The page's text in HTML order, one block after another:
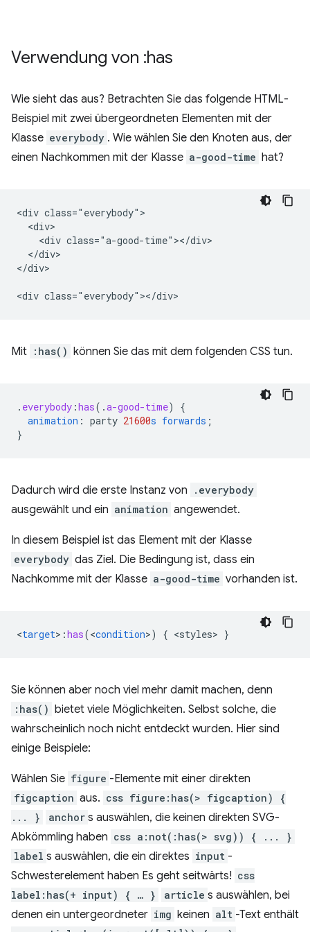
Verwendung von :has
Wie sieht das aus? Betrachten Sie das folgende HTML-
Beispiel mit zwei übergeordneten Elementen mit der
Klasse everybody . Wie wählen Sie den Knoten aus, der
einen Nachkommen mit der Klasse a-good-time hat?
<div class="everybody">
  <div>
    <div class="a-good-time"></div>
  </div>
</div>
Mit :has() können Sie das mit dem folgenden CSS tun.
. everybody :has( .a-good-time)
{
animation : party 21600s forwards ;
}
Dadurch wird die erste Instanz von .everybody
ausgewählt und ein animation angewendet.
In diesem Beispiel ist das Element mit der Klasse
everybody das Ziel. Die Bedingung ist, dass ein
Nachkomme mit der Klasse a-good-time vorhanden ist.
<target> :has(<condition>) { <styles> }
Sie können aber noch viel mehr damit machen, denn
:has() bietet viele Möglichkeiten. Selbst solche, die
wahrscheinlich noch nicht entdeckt wurden. Hier sind
einige Beispiele:
Wählen Sie figure -Elemente mit einer direkten
figcaption aus. css figure:has(> figcaption) {
... }
anchor s auswählen, die keinen direkten SVG-
Abkömmling haben css a:not(:has(> svg)) { ... }
label s auswählen, die ein direktes input -
Schwesterelement haben Es geht seitwärts! css
label:has(+ input) { … }
article s auswählen, bei
denen ein untergeordneter img keinen alt -Text enthält